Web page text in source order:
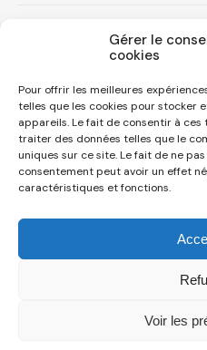
Gérer le
cookies
Pour offrir les meilleures
telles que les cookies pour stocker
appareils. Le fait de consentir à
traiter des données telles que le
uniques sur ce site. Le fait de ne
consentement peut avoir un effet
caractéristiques et fonctions.
Voir les
Contact
Mon compte
Mot de passe perdu
Copyright -
Politique de